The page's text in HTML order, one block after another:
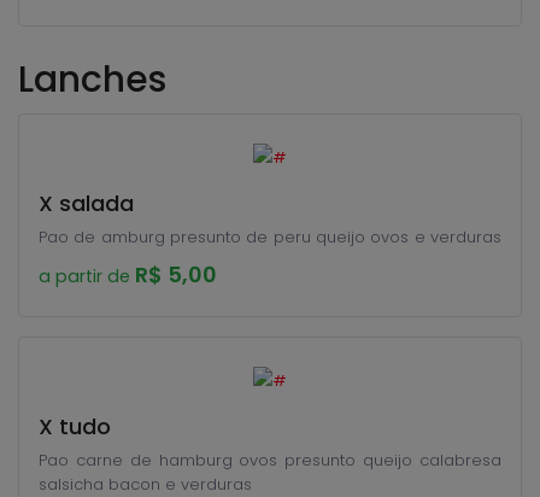
Lanches
X salada
Pao de amburg presunto de peru queijo ovos e verduras
a partir de R$ 5,00
X tudo
Pao carne de hamburg ovos presunto queijo calabresa
salsicha bacon e verduras